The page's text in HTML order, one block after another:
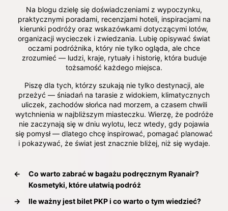
Na blogu dzielę się doświadczeniami z wypoczynku,
praktycznymi poradami, recenzjami hoteli, inspiracjami na
kierunki podróży oraz wskazówkami dotyczącymi lotów,
organizacji wycieczek i zwiedzania. Lubię opisywać świat
oczami podróżnika, który nie tylko ogląda, ale chce
zrozumieć — ludzi, kraje, rytuały i historię, która buduje
tożsamość każdego miejsca.
Piszę dla tych, którzy szukają nie tylko destynacji, ale
przeżyć — śniadań na tarasie z widokiem, klimatycznych
uliczek, zachodów słońca nad morzem, a czasem chwili
wytchnienia w najbliższym miasteczku. Wierzę, że podróże
nie zaczynają się w dniu wylotu, lecz wtedy, gdy pojawia
się pomysł — dlatego chcę inspirować, pomagać planować
i pokazywać, że świat jest znacznie bliżej, niż się wydaje.
←
Co warto zabrać w bagażu podręcznym Ryanair?
Kosmetyki, które ułatwią podróż
→
Ile ważny jest bilet PKP i co warto o tym wiedzieć?